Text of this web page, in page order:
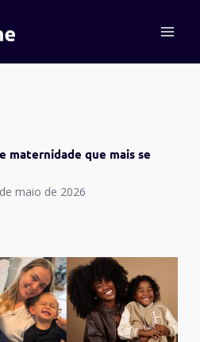
maternidade que mais se
maio de 2026